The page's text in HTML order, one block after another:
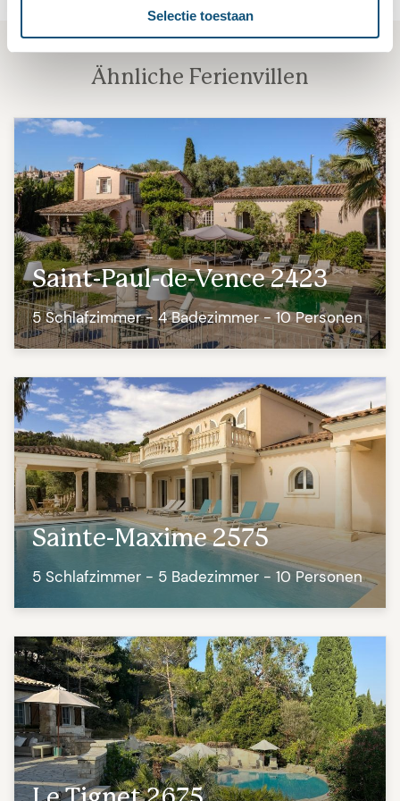
Selectie toestaan
Ähnliche Ferienvillen
Saint-Paul-de-Vence 2423
5 Schlafzimmer - 4 Badezimmer - 10 Personen
Sainte-Maxime 2575
5 Schlafzimmer - 5 Badezimmer - 10 Personen